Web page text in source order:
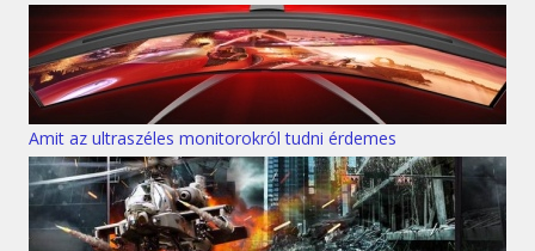
Amit az ultraszéles monitorokról tudni érdemes